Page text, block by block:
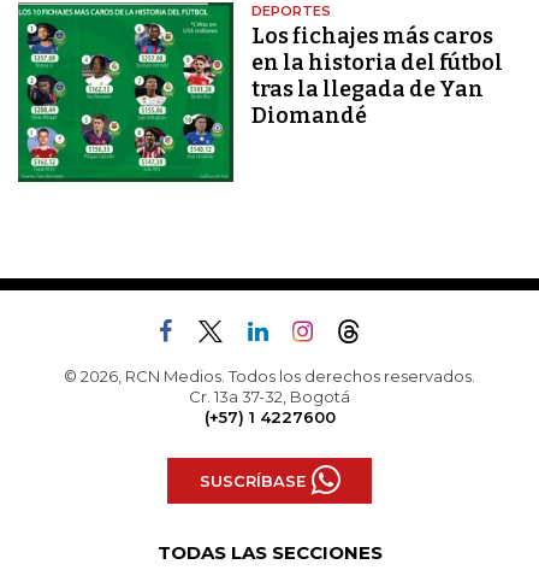
DEPORTES
Los fichajes más caros
en la historia del fútbol
tras la llegada de Yan
Diomandé
© 2026, RCN Medios. Todos los derechos reservados.
Cr. 13a 37-32, Bogotá
(+57) 1 4227600
SUSCRÍBASE
TODAS LAS SECCIONES